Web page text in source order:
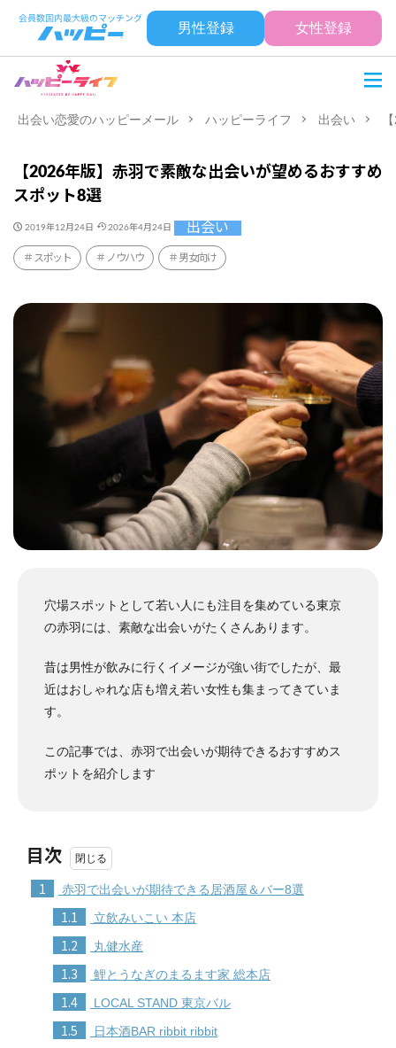
男性登録 女性登録
出会い恋愛のハッピーメール ハッピーライフ 出会い
【2026年版】赤羽で素敵な出会いが望めるおすすめ
スポット8選
2019年12月24日 2026年4月24日 出会い
スポット ノウハウ 男女向け
穴場スポットとして若い人にも注目を集めている東京
の赤羽には、素敵な出会いがたくさんあります。
昔は男性が飲みに行くイメージが強い街でしたが、最
近はおしゃれな店も増え若い女性も集まってきていま
す。
この記事では、赤羽で出会いが期待できるおすすめス
ポットを紹介します
目次
1 赤羽で出会いが期待できる居酒屋＆バー8選
1.1 立飲みいこい 本店
1.2 丸健水産
1.3 鯉とうなぎのまるます家 総本店
1.4 LOCAL STAND 東京バル
1.5 日本酒BAR ribbit ribbit